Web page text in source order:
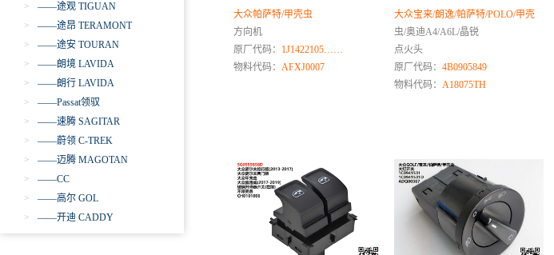
>
——途观 TIGUAN
>
——途昂 TERAMONT
>
——途安 TOURAN
>
——朗境 LAVIDA
>
——朗行 LAVIDA
>
——Passat领驭
>
——速腾 SAGITAR
>
——蔚领 C-TREK
>
——迈腾 MAGOTAN
>
——CC
>
——高尔 GOL
>
——开迪 CADDY
大众帕萨特/甲壳虫
方向机
原厂代码： 1J1422105……
物料代码： AFXJ0007
大众宝来/朗逸/帕萨特/POLO/甲壳
虫/奥迪A4/A6L/晶锐
点火头
原厂代码： 4B0905849
物料代码： A18075TH